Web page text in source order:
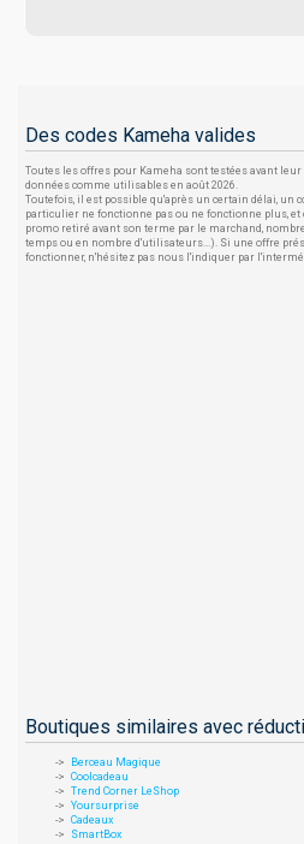
Des codes Kameha valides
Toutes les offres pour Kameha sont testées avant
données comme utilisables en août 2026.
Toutefois, il est possible qu'après un certain délai, un
particulier ne fonctionne pas ou ne fonctionne plus, et
promo retiré avant son terme par le marchand,
temps ou en nombre d'utilisateurs...). Si une offre
fonctionner, n'hésitez pas nous l'indiquer par
Boutiques similaires avec
Berceau Magique
Coolcadeau
Trend Corner LeShop
Yoursurprise
Cadeaux
SmartBox